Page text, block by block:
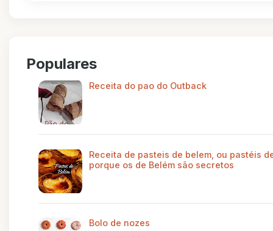
Populares
Receita do pao do Outback
Receita de pasteis de belem, ou pastéis
porque os de Belém são secretos
Bolo de nozes